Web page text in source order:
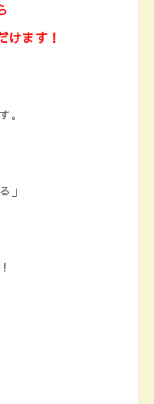
けます！
。
」